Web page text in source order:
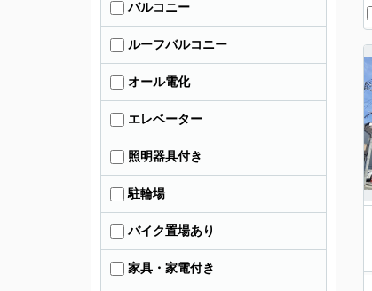
バルコニー
ルーフバルコニー
オール電化
エレベーター
照明器具付き
駐輪場
バイク置場あり
家具・家電付き